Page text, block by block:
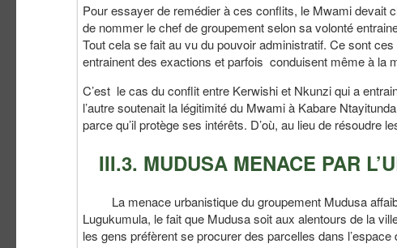
Pour essayer de remédier à ces conflits, le Mwami devait
de nommer le chef de groupement selon sa volonté
Tout cela se fait au vu du pouvoir administratif. Ce sont
entrainent des exactions et parfois conduisent même à la
C’est le cas du conflit entre Kerwishi et Nkunzi qui a
l’autre soutenait la légitimité du Mwami à Kabare
parce qu’il protège ses intérêts. D’où, au lieu de résoudre
III.3. MUDUSA MENACE PAR
La menace urbanistique du groupement Mudusa
Lugukumula, le fait que Mudusa soit aux alentours de la
les gens préfèrent se procurer des parcelles dans